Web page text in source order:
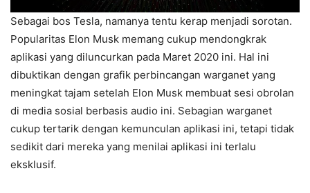
Sebagai bos Tesla, namanya tentu kerap menjadi sorotan.
Popularitas Elon Musk memang cukup mendongkrak
aplikasi yang diluncurkan pada Maret 2020 ini. Hal ini
dibuktikan dengan grafik perbincangan warganet yang
meningkat tajam setelah Elon Musk membuat sesi obrolan
di media sosial berbasis audio ini. Sebagian warganet
cukup tertarik dengan kemunculan aplikasi ini, tetapi tidak
sedikit dari mereka yang menilai aplikasi ini terlalu
eksklusif.